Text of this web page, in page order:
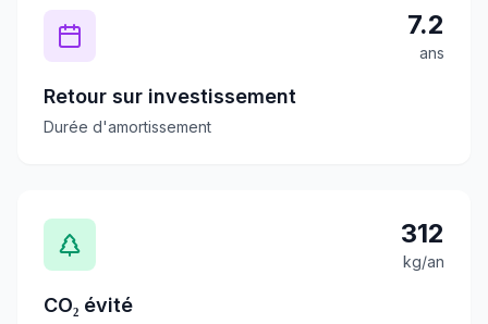
7.2
ans
Retour sur investissement
Durée d'amortissement
312
kg/an
CO₂ évité